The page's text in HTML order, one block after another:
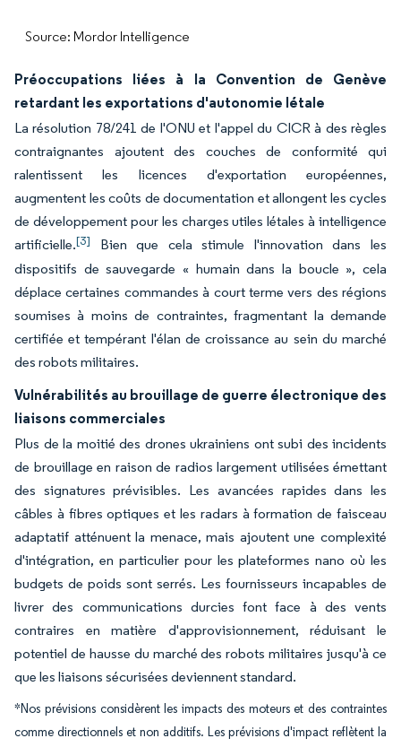
Source: Mordor Intelligence
Préoccupations liées à la Convention de Genève
retardant les exportations d'autonomie létale
La résolution 78/241 de l'ONU et l'appel du CICR à des règles
contraignantes ajoutent des couches de conformité qui
ralentissent les licences d'exportation européennes,
augmentent les coûts de documentation et allongent les cycles
de développement pour les charges utiles létales à intelligence
artificielle.[3]
Bien que cela stimule l'innovation dans les
dispositifs de sauvegarde « humain dans la boucle », cela
déplace certaines commandes à court terme vers des régions
soumises à moins de contraintes, fragmentant la demande
certifiée et tempérant l'élan de croissance au sein du marché
des robots militaires.
Vulnérabilités au brouillage de guerre électronique des
liaisons commerciales
Plus de la moitié des drones ukrainiens ont subi des incidents
de brouillage en raison de radios largement utilisées émettant
des signatures prévisibles. Les avancées rapides dans les
câbles à fibres optiques et les radars à formation de faisceau
adaptatif atténuent la menace, mais ajoutent une complexité
d'intégration, en particulier pour les plateformes nano où les
budgets de poids sont serrés. Les fournisseurs incapables de
livrer des communications durcies font face à des vents
contraires en matière d'approvisionnement, réduisant le
potentiel de hausse du marché des robots militaires jusqu'à ce
que les liaisons sécurisées deviennent standard.
*Nos prévisions considèrent les impacts des moteurs et des contraintes
comme directionnels et non additifs. Les prévisions d'impact reflètent la